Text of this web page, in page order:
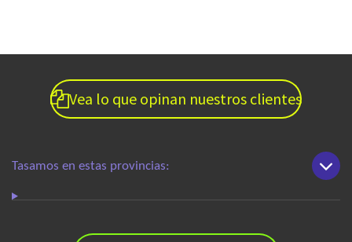
Vea lo que opinan nuestros clientes
Tasamos en estas provincias: